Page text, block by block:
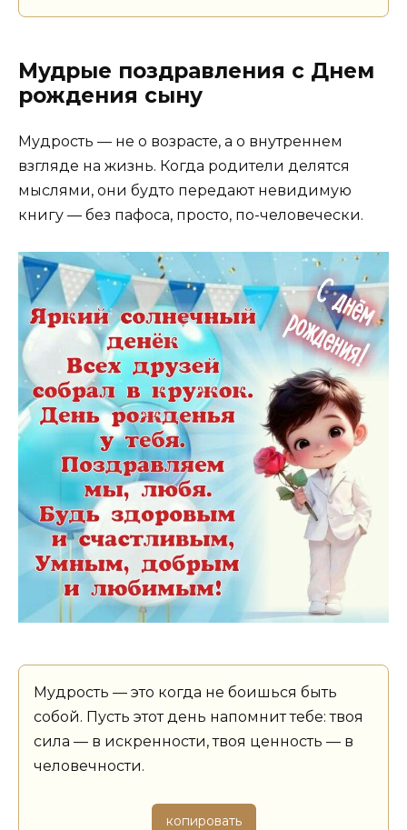
Мудрые поздравления с Днем
рождения сыну
Мудрость — не о возрасте, а о внутреннем
взгляде на жизнь. Когда родители делятся
мыслями, они будто передают невидимую
книгу — без пафоса, просто, по-человечески.
Мудрость — это когда не боишься быть
собой. Пусть этот день напомнит тебе: твоя
сила — в искренности, твоя ценность — в
человечности.
копировать